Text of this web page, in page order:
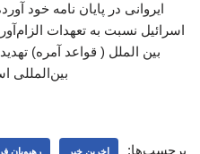
ایروانی در پایان نامه خود
اسرائیل نسبت به تعهدات
بین الملل ( قواعد آمره)
بین‌المللی است.
برچسب‌ها: اخرین خبر رهپویان